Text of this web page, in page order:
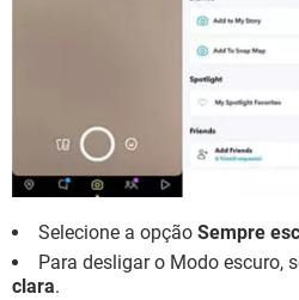
Selecione a opção Sempre
Para desligar o Modo escuro,
clara.